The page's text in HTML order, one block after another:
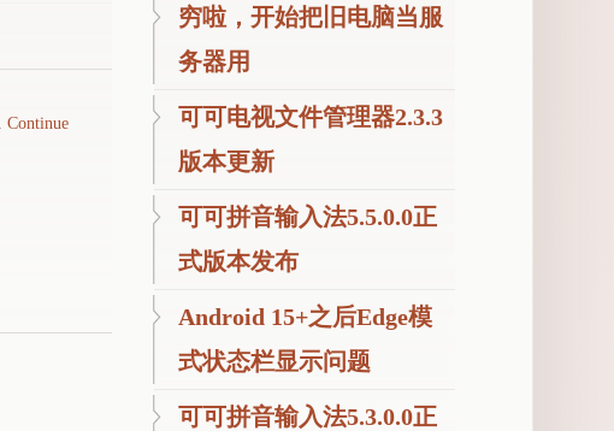
Continue
穷啦，开始把旧电脑当服
务器用
可可电视文件管理器2.3.3
版本更新
可可拼音输入法5.5.0.0正
式版本发布
Android 15+之后Edge模
式状态栏显示问题
可可拼音输入法5.3.0.0正